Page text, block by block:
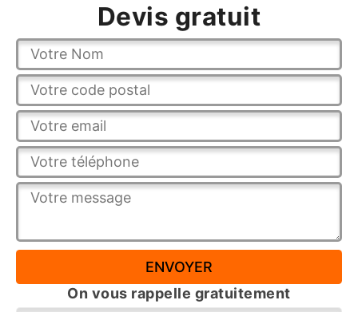
Devis gratuit
On vous rappelle gratuitement